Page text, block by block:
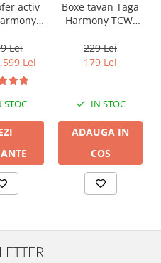
activ
Lei
Lei
STOC
Boxe tavan Taga
Harmony TCW-
229 Lei
179 Lei
IN STOC
ADAUGA IN
COS